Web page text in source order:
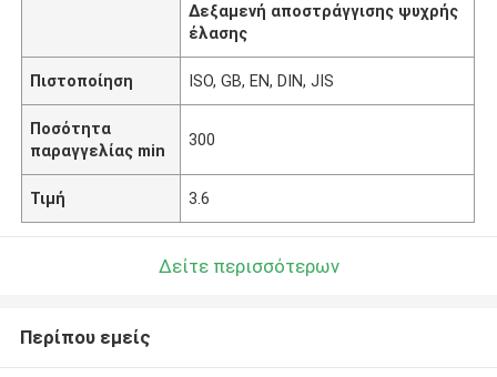
Δεξαμενή αποστράγγισης ψυχρής
έλασης
Πιστοποίηση ISO, GB, EN, DIN, JIS
Ποσότητα
παραγγελίας min
300
Τιμή 3.6
Δείτε περισσότερων
Περίπου εμείς